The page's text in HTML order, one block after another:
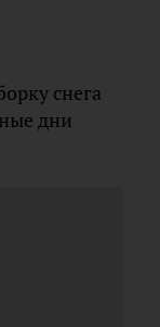
снега
дни